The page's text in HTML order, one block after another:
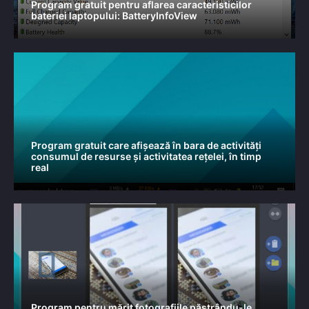
Program gratuit pentru aflarea caracteristicilor
bateriei laptopului: BatteryInfoView
Program gratuit care afișează în bara de activități
consumul de resurse și activitatea rețelei, în timp
real